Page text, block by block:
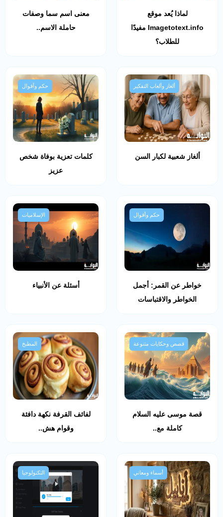
لماذا يُعد موقع
Imagetotext.info مفيدًا
للطلاب؟
معنى اسم سما وصفات
حاملة الاسم..
ألغاز وألعاب التفكير
ألغاز شعبية لكبار السن
حكم وأقوال
كلمات تعزية بوفاة شخص
عزيز
حكم وأقوال
خواطر عن القمر: أجمل
الخواطر والاقتباسات
الإسلاميات
أسئلة عن الأنبياء
قصص وحكايات متنوعة
قصة موسى عليه السلام
كاملة مع..
المطبخ
لفائف القرفة نكهة دافئة
وقوام هش..
أسماء ومعاني التكنولوجيا